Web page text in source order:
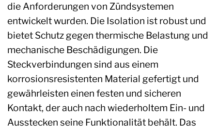
die Anforderungen von Zündsystemen
entwickelt wurden. Die Isolation ist robust und
bietet Schutz gegen thermische Belastung und
mechanische Beschädigungen. Die
Steckverbindungen sind aus einem
korrosionsresistenten Material gefertigt und
gewährleisten einen festen und sicheren
Kontakt, der auch nach wiederholtem Ein- und
Ausstecken seine Funktionalität behält. Das